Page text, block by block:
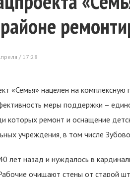
/ 17:28
«Семья» нацелен на
меры поддержки –
которых ремонт и оснащение
учреждения, в том числе
лет назад и нуждалось в
очищают стены от старой